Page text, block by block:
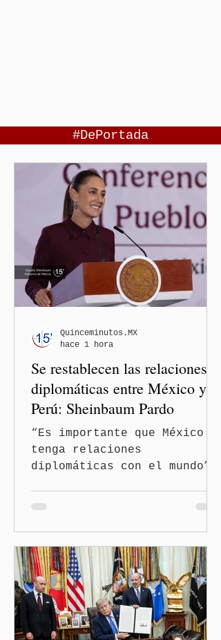
#DePortada
Se restablecen las relaciones
diplomáticas entre México y
Perú: Sheinbaum Pardo
“Es importante que México
tenga relaciones
diplomáticas con el mundo”,
Sheinbaum Pardo anunció el
restablecimiento de las
relaciones diplomáticas
entre los gobiernos de
México y Perú. “Es
importante que más allá de
la orientación política de
Quinceminutos.MX
hace 1 hora